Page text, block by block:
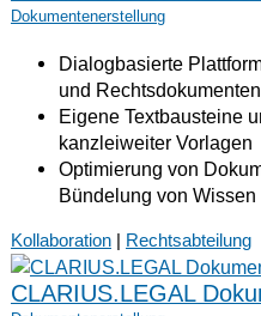
Dokumentenerstellung
Dialogbasierte
und Rechtsdokumenten
Eigene Textbausteine
kanzleiweiter Vorlagen
Optimierung von
Bündelung von Wissen
Kollaboration Rechtsabteilung
CLARIUS.LEGAL